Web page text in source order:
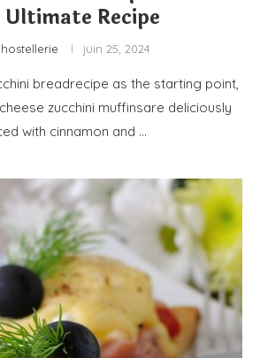
Ultimate Recipe
juin 25, 2024
breadrecipe as the starting point,
zucchini muffinsare deliciously
with cinnamon and …